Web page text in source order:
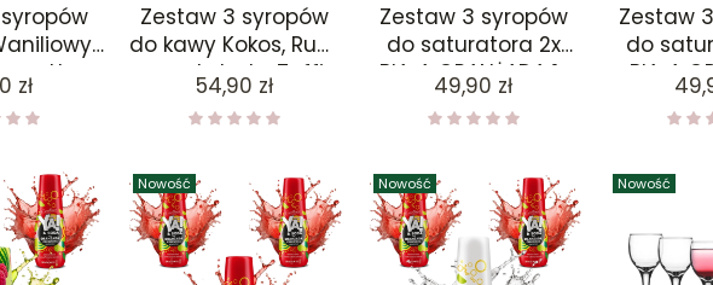
x 3
zł
Zestaw 3 syropów
do kawy Kokos, Rum
z czekoladą, Toffi
490 x 3
Cena
54,90 zł
Zestaw 3 syropów
do saturatora 2x
BIAŁA ORANŻADA 1x
CZERWONA
ORANŻADA
Cena
49,90 zł
Zestaw
do
BIAŁA
Nowość Nowość Nowość